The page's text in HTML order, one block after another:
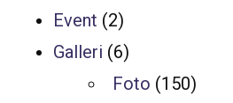
Event (2)
Galleri (6)
Foto (150)